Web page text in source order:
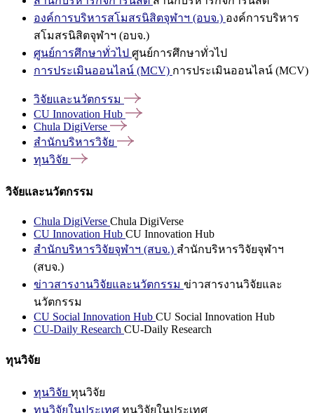
องค์การบริหารสโมสรนิสิตจุฬาฯ (อบจ.) องค์การบริหาร
สโมสรนิสิตจุฬาฯ (อบจ.)
ศูนย์การศึกษาทั่วไป ศูนย์การศึกษาทั่วไป
การประเมินออนไลน์ (MCV) การประเมินออนไลน์ (MCV)
วิจัยและนวัตกรรม
CU Innovation Hub
Chula DigiVerse
สำนักบริหารวิจัย
ทุนวิจัย
วิจัยและนวัตกรรม
Chula DigiVerse Chula DigiVerse
CU Innovation Hub CU Innovation Hub
สำนักบริหารวิจัยจุฬาฯ (สบจ.) สำนักบริหารวิจัยจุฬาฯ
(สบจ.)
ข่าวสารงานวิจัยและนวัตกรรม ข่าวสารงานวิจัยและ
นวัตกรรม
CU Social Innovation Hub CU Social Innovation Hub
CU-Daily Research CU-Daily Research
ทุนวิจัย
ทุนวิจัย ทุนวิจัย
ทุนวิจัยในประเทศ ทุนวิจัยในประเทศ